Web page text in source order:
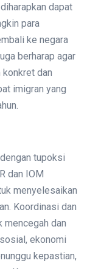
dapat
para
ke negara
berharap agar
dan
imigran yang
tupoksi
dan IOM
menyelesaikan
Koordinasi dan
mencegah dan
ekonomi
kepastian,